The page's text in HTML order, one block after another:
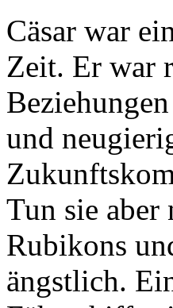
Cäsar war
Zeit. Er war
und
Tun sie aber
Rubikons
ängstlich.